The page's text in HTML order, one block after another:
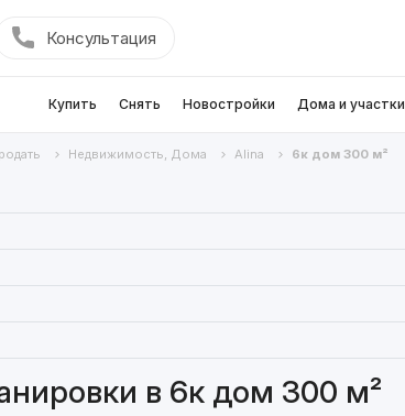
Консультация
Купить Снять Новостройки Дома и участки
Недвижимость, Дома Alina 6к дом 300 м²
в 6к дом 300 м²